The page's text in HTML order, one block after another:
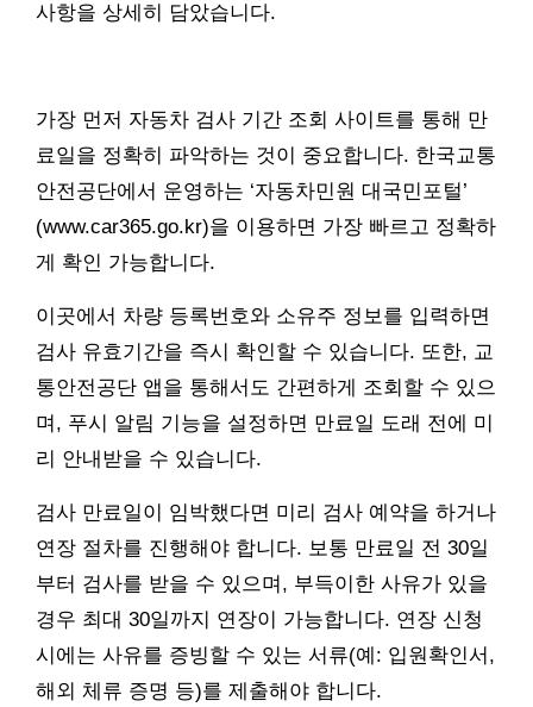
사항을 상세히 담았습니다.
가장 먼저 자동차 검사 기간 조회 사이트를 통해 만
료일을 정확히 파악하는 것이 중요합니다. 한국교통
안전공단에서 운영하는 ‘자동차민원 대국민포털’
(www.car365.go.kr)을 이용하면 가장 빠르고 정확하
게 확인 가능합니다.
이곳에서 차량 등록번호와 소유주 정보를 입력하면
검사 유효기간을 즉시 확인할 수 있습니다. 또한, 교
통안전공단 앱을 통해서도 간편하게 조회할 수 있으
며, 푸시 알림 기능을 설정하면 만료일 도래 전에 미
리 안내받을 수 있습니다.
검사 만료일이 임박했다면 미리 검사 예약을 하거나
연장 절차를 진행해야 합니다. 보통 만료일 전 30일
부터 검사를 받을 수 있으며, 부득이한 사유가 있을
경우 최대 30일까지 연장이 가능합니다. 연장 신청
시에는 사유를 증빙할 수 있는 서류(예: 입원확인서,
해외 체류 증명 등)를 제출해야 합니다.